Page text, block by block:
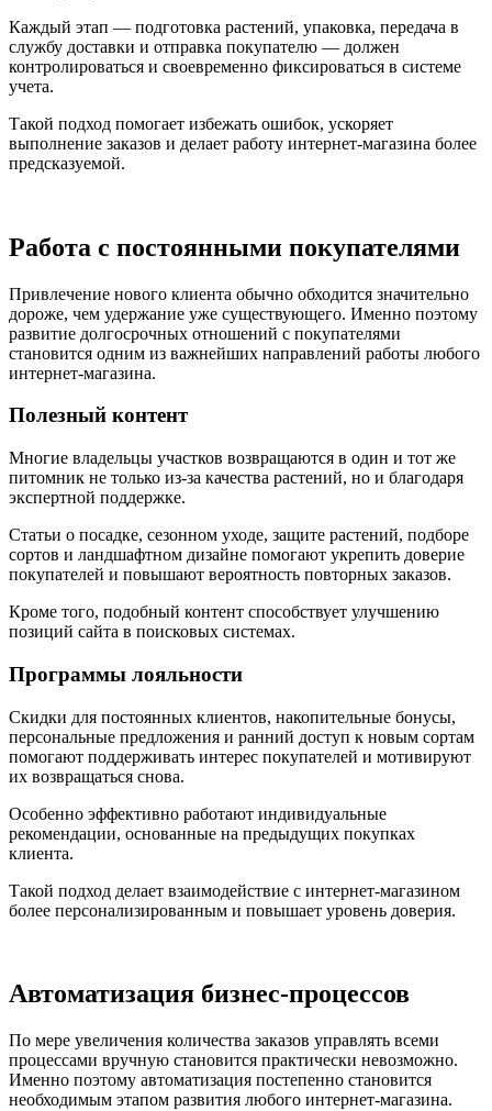
Каждый этап — подготовка растений, упаковка, передача в
службу доставки и отправка покупателю — должен
контролироваться и своевременно фиксироваться в системе
учета.
Такой подход помогает избежать ошибок, ускоряет
выполнение заказов и делает работу интернет-магазина более
предсказуемой.
Работа с постоянными покупателями
Привлечение нового клиента обычно обходится значительно
дороже, чем удержание уже существующего. Именно поэтому
развитие долгосрочных отношений с покупателями
становится одним из важнейших направлений работы любого
интернет-магазина.
Полезный контент
Многие владельцы участков возвращаются в один и тот же
питомник не только из-за качества растений, но и благодаря
экспертной поддержке.
Статьи о посадке, сезонном уходе, защите растений, подборе
сортов и ландшафтном дизайне помогают укрепить доверие
покупателей и повышают вероятность повторных заказов.
Кроме того, подобный контент способствует улучшению
позиций сайта в поисковых системах.
Программы лояльности
Скидки для постоянных клиентов, накопительные бонусы,
персональные предложения и ранний доступ к новым сортам
помогают поддерживать интерес покупателей и мотивируют
их возвращаться снова.
Особенно эффективно работают индивидуальные
рекомендации, основанные на предыдущих покупках
клиента.
Такой подход делает взаимодействие с интернет-магазином
более персонализированным и повышает уровень доверия.
Автоматизация бизнес-процессов
По мере увеличения количества заказов управлять всеми
процессами вручную становится практически невозможно.
Именно поэтому автоматизация постепенно становится
необходимым этапом развития любого интернет-магазина.